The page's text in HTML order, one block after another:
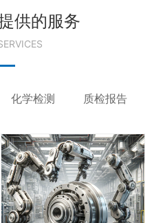
供的服务
化学检测 质检报告